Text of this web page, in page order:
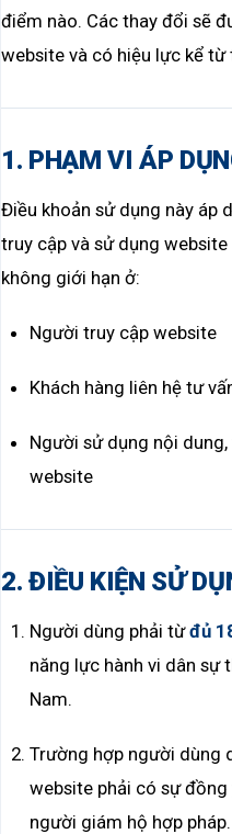
điểm nào. Các thay đổi sẽ
website và có hiệu lực kể
1. PHẠM VI ÁP
Điều khoản sử dụng này áp
truy cập và sử dụng website
không giới hạn ở:
Người truy cập website
Khách hàng liên hệ tư
Người sử dụng nội
website
2. ĐIỀU KIỆN SỬ
Người dùng phải từđủ
năng lực hành vi dân sự
Nam.
Trường hợp người dùng
website phải có sự
người giám hộ hợp pháp.